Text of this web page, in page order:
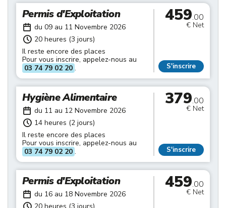
Permis d'Exploitation
du 09 au 11 Novembre 2026
20 heures (3 jours)
Il reste encore des places
Pour vous inscrire, appelez-nous au
03 74 79 02 20 .
459.00
€ Net
S'inscrire
Hygiène Alimentaire
du 11 au 12 Novembre 2026
14 heures (2 jours)
Il reste encore des places
Pour vous inscrire, appelez-nous au
03 74 79 02 20 .
379.00
€ Net
S'inscrire
Permis d'Exploitation
du 16 au 18 Novembre 2026
459.00
€ Net